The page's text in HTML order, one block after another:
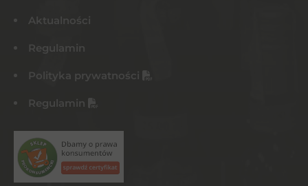
Aktualności
Regulamin
Polityka prywatności
Regulamin